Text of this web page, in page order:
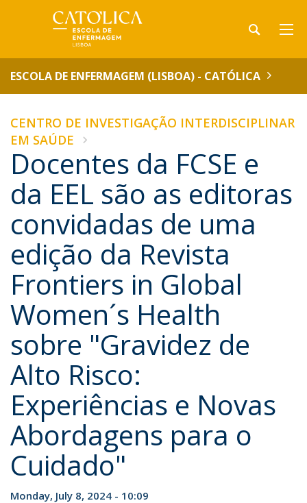
ESCOLA DE ENFERMAGEM (LISBOA) - CATÓLICA
CENTRO DE INVESTIGAÇÃO INTERDISCIPLINAR
EM SAÚDE
Docentes da FCSE e
da EEL são as editoras
convidadas de uma
edição da Revista
Frontiers in Global
Women´s Health
sobre "Gravidez de
Alto Risco:
Experiências e Novas
Abordagens para o
Cuidado"
Monday, July 8, 2024 - 10:09